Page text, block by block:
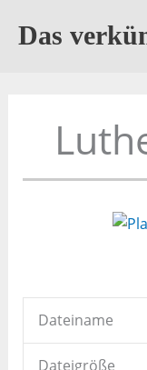
InhaltDas
Dateiname
Dateigröße